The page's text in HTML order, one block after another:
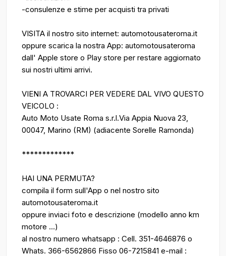
-consulenze e stime per acquisti tra privati
VISITA il nostro sito internet: automotousateroma.it
oppure scarica la nostra App: automotousateroma
dall' Apple store o Play store per restare aggiornato
sui nostri ultimi arrivi.
VIENI A TROVARCI PER VEDERE DAL VIVO QUESTO
VEICOLO :
Auto Moto Usate Roma s.r.l.Via Appia Nuova 23,
00047, Marino (RM) (adiacente Sorelle Ramonda)
*************
HAI UNA PERMUTA?
compila il form sull'App o nel nostro sito
automotousateroma.it
oppure inviaci foto e descrizione (modello anno km
motore ...)
al nostro numero whatsapp : Cell. 351-4646876 o
Whats. 366-6562866 Fisso 06-7215841 e-mail :